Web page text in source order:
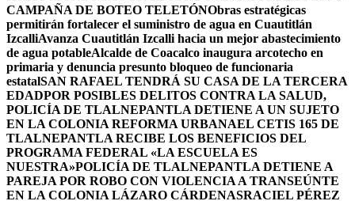
CAMPAÑA DE BOTEO TELETÓNObras estratégicas
permitirán fortalecer el suministro de agua en Cuautitlán
IzcalliAvanza Cuautitlán Izcalli hacia un mejor abastecimiento
de agua potableAlcalde de Coacalco inaugura arcotecho en
primaria y denuncia presunto bloqueo de funcionaria
estatalSAN RAFAEL TENDRÁ SU CASA DE LA TERCERA
EDADPOR POSIBLES DELITOS CONTRA LA SALUD,
POLICÍA DE TLALNEPANTLA DETIENE A UN SUJETO
EN LA COLONIA REFORMA URBANAEL CETIS 165 DE
TLALNEPANTLA RECIBE LOS BENEFICIOS DEL
PROGRAMA FEDERAL «LA ESCUELA ES
NUESTRA»POLICÍA DE TLALNEPANTLA DETIENE A
PAREJA POR ROBO CON VIOLENCIA A TRANSEÚNTE
EN LA COLONIA LÁZARO CÁRDENASRACIEL PÉREZ